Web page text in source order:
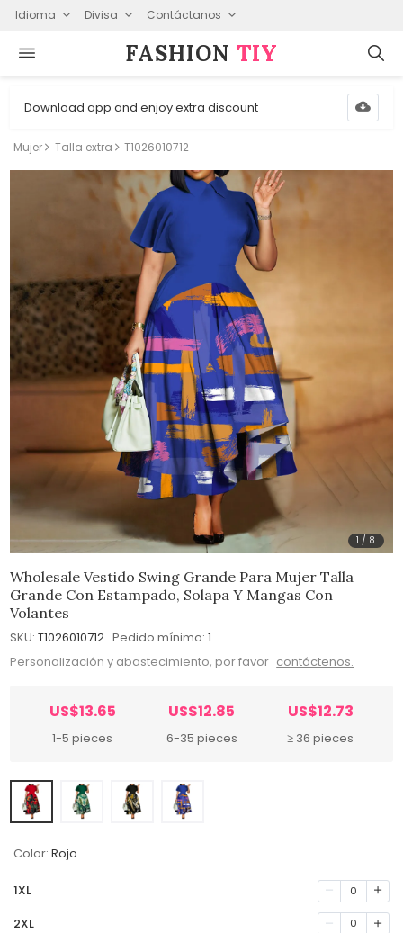
Idioma Divisa Contáctanos
FASHION⁠ TIY
Download app and enjoy extra discount
Mujer Talla extra T1026010712
1 / 8
Wholesale Vestido Swing Grande Para Mujer Talla
Grande Con Estampado, Solapa Y Mangas Con
Volantes
SKU: T1026010712 Pedido mínimo: 1
Personalización y abastecimiento, por favor contáctenos.
US$13.65
1-5 pieces
US$12.85
6-35 pieces
US$12.73
≥ 36 pieces
Color: Rojo
1XL 0
2XL 0